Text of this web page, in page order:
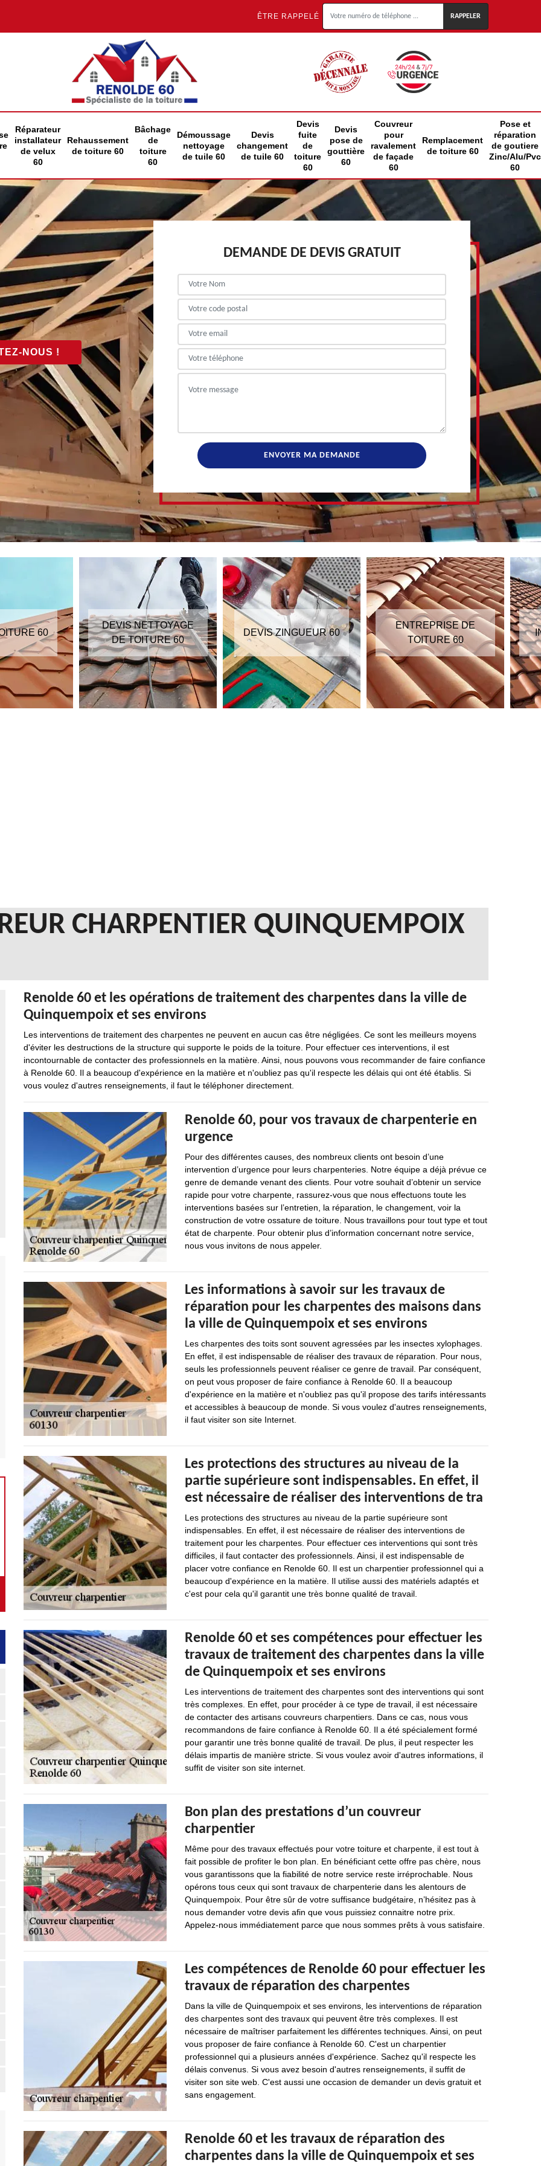
ÊTRE RAPPELÉ
Réparateur
installateur
de velux
60
Rehaussement
de toiture 60
Bâchage
de
toiture
60
Démoussage
nettoyage
de tuile 60
Devis
changement
de tuile 60
Devis
fuite
de
toiture
60
Devis
pose de
gouttière
60
Couvreur
pour
ravalement
de façade
60
Remplacement
de toiture 60
Pose et
réparation
de goutiere
Zinc/Alu/Pvc
60
NOUS !
DEMANDE DE DEVIS GRATUIT
60
DEVIS NETTOYAGE
DE TOITURE 60
DEVIS ZINGUEUR 60
ENTREPRISE DE
TOITURE 60
CHARPENTIER QUINQUEMPOIX
Renolde 60 et les opérations de traitement des charpentes dans la ville de
Quinquempoix et ses environs
Les interventions de traitement des charpentes ne peuvent en aucun cas être négligées. Ce sont les meilleurs moyens
d'éviter les destructions de la structure qui supporte le poids de la toiture. Pour effectuer ces interventions, il est
incontournable de contacter des professionnels en la matière. Ainsi, nous pouvons vous recommander de faire confiance
à Renolde 60. Il a beaucoup d'expérience en la matière et n'oubliez pas qu'il respecte les délais qui ont été établis. Si
vous voulez d'autres renseignements, il faut le téléphoner directement.
Renolde 60, pour vos travaux de charpenterie en
urgence
Pour des différentes causes, des nombreux clients ont besoin d’une
intervention d’urgence pour leurs charpenteries. Notre équipe a déjà prévue ce
genre de demande venant des clients. Pour votre souhait d’obtenir un service
rapide pour votre charpente, rassurez-vous que nous effectuons toute les
interventions basées sur l’entretien, la réparation, le changement, voir la
construction de votre ossature de toiture. Nous travaillons pour tout type et tout
état de charpente. Pour obtenir plus d’information concernant notre service,
nous vous invitons de nous appeler.
Les informations à savoir sur les travaux de
réparation pour les charpentes des maisons dans
la ville de Quinquempoix et ses environs
Les charpentes des toits sont souvent agressées par les insectes xylophages.
En effet, il est indispensable de réaliser des travaux de réparation. Pour nous,
seuls les professionnels peuvent réaliser ce genre de travail. Par conséquent,
on peut vous proposer de faire confiance à Renolde 60. Il a beaucoup
d'expérience en la matière et n'oubliez pas qu'il propose des tarifs intéressants
et accessibles à beaucoup de monde. Si vous voulez d'autres renseignements,
il faut visiter son site Internet.
Les protections des structures au niveau de la
partie supérieure sont indispensables. En effet, il
est nécessaire de réaliser des interventions de tra
Les protections des structures au niveau de la partie supérieure sont
indispensables. En effet, il est nécessaire de réaliser des interventions de
traitement pour les charpentes. Pour effectuer ces interventions qui sont très
difficiles, il faut contacter des professionnels. Ainsi, il est indispensable de
placer votre confiance en Renolde 60. Il est un charpentier professionnel qui a
beaucoup d'expérience en la matière. Il utilise aussi des matériels adaptés et
c'est pour cela qu'il garantit une très bonne qualité de travail.
Renolde 60 et ses compétences pour effectuer les
travaux de traitement des charpentes dans la ville
de Quinquempoix et ses environs
Les interventions de traitement des charpentes sont des interventions qui sont
très complexes. En effet, pour procéder à ce type de travail, il est nécessaire
de contacter des artisans couvreurs charpentiers. Dans ce cas, nous vous
recommandons de faire confiance à Renolde 60. Il a été spécialement formé
pour garantir une très bonne qualité de travail. De plus, il peut respecter les
délais impartis de manière stricte. Si vous voulez avoir d'autres informations, il
suffit de visiter son site internet.
Bon plan des prestations d’un couvreur
charpentier
Même pour des travaux effectués pour votre toiture et charpente, il est tout à
fait possible de profiter le bon plan. En bénéficiant cette offre pas chère, nous
vous garantissons que la fiabilité de notre service reste irréprochable. Nous
opérons tous ceux qui sont travaux de charpenterie dans les alentours de
Quinquempoix. Pour être sûr de votre suffisance budgétaire, n’hésitez pas à
nous demander votre devis afin que vous puissiez connaitre notre prix.
Appelez-nous immédiatement parce que nous sommes prêts à vous satisfaire.
Les compétences de Renolde 60 pour effectuer les
travaux de réparation des charpentes
Dans la ville de Quinquempoix et ses environs, les interventions de réparation
des charpentes sont des travaux qui peuvent être très complexes. Il est
nécessaire de maîtriser parfaitement les différentes techniques. Ainsi, on peut
vous proposer de faire confiance à Renolde 60. C'est un charpentier
professionnel qui a plusieurs années d'expérience. Sachez qu'il respecte les
délais convenus. Si vous avez besoin d'autres renseignements, il suffit de
visiter son site web. C'est aussi une occasion de demander un devis gratuit et
sans engagement.
Renolde 60 et les travaux de réparation des
charpentes dans la ville de Quinquempoix et ses